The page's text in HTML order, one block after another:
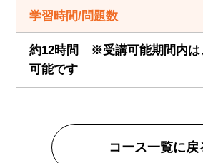
学習時間/問題数
約12時間 ※受講可能期間内は
可能です
コース一覧に戻